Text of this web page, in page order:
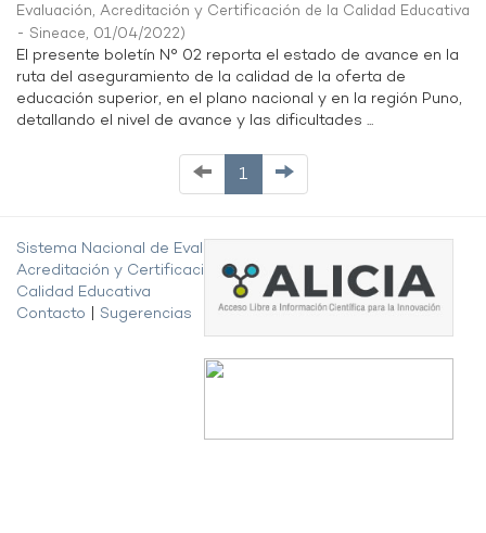
Evaluación, Acreditación y Certificación de la Calidad Educativa
- Sineace, 01/04/2022)
El presente boletín N° 02 reporta el estado de avance en la
ruta del aseguramiento de la calidad de la oferta de
educación superior, en el plano nacional y en la región Puno,
detallando el nivel de avance y las dificultades ...
1
Sistema Nacional de Evaluación,
Acreditación y Certificación de la
Calidad Educativa
Contacto
Sugerencias